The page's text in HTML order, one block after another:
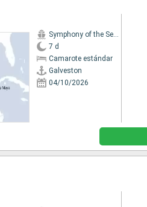
Symphony of the Seas
7 d
Camarote estándar
Galveston
04/10/2026